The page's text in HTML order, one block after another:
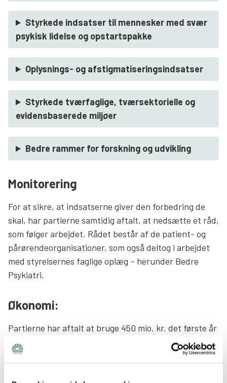
Styrkede indsatser til mennesker med svær
psykisk lidelse og opstartspakke
Oplysnings- og afstigmatiseringsindsatser
Styrkede tværfaglige, tværsektorielle og
evidensbaserede miljøer
Bedre rammer for forskning og udvikling
Monitorering
For at sikre, at indsatserne giver den forbedring de
skal, har partierne samtidig aftalt, at nedsætte et råd,
som følger arbejdet. Rådet består af de patient- og
pårørendeorganisationer, som også deltog i arbejdet
med styrelsernes faglige oplæg – herunder Bedre
Psykiatri.
Økonomi:
Partierne har aftalt at bruge 450 mio. kr. det første år
og 500 mio. kr. om året fast derefter. Det vil sige, at
det samlede hævede beløb efter fire år er knap 2. mia.